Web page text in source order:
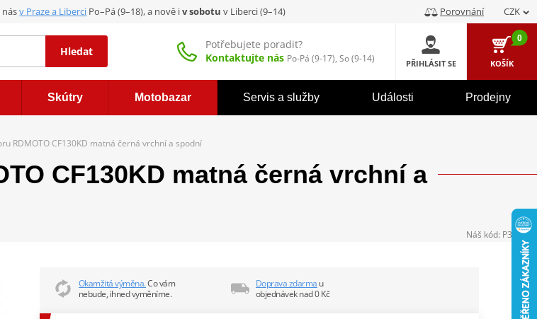
násv Praze a Liberci Po–Pá (9–18), a nově iv sobotu v Liberci (9–14) Porovnání CZK
Hledat
Potřebujete poradit?
Kontaktujte nás Po-Pá (9-17), So (9-14) PŘIHLÁSIT SE
0
KOŠÍK
Skútry Motobazar Servis a služby Události Prodejny
RDMOTO CF130KD matná černá vrchní a spodní
CF130KD matná černá vrchní a
Okamžitá výměna.Co vám
nebude, ihned vyměníme.
Doprava zdarma u
objednávek nad 0 Kč
Náš kód: P340225